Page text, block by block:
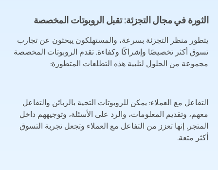
الثورة في مجال التجزئة: تقبل الروبوتات المخصصة
يتطور منظر التجزئة بسرعة، والمستهلكون يبحثون عن تجارب
تسوق أكثر تخصيصًا وإشراكًا وكفاءة. تقدم الروبوتات المخصصة
مجموعة من الحلول لتلبية هذه التطلعات المتطورة:
التفاعل مع العملاء: يمكن للروبوتات التحية بالزبائن والتفاعل
معهم، وتقديم المعلومات، والرد على الأسئلة، وتوجيههم داخل
المتجر. إنها تعزز من التفاعل مع العملاء وتجعل تجربة التسوق
أكثر متعة.